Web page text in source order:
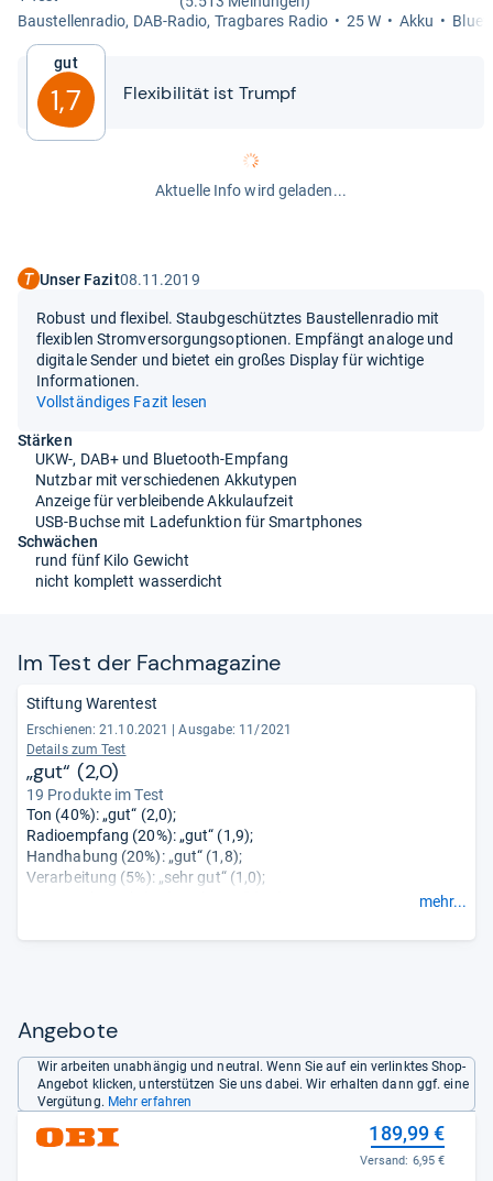
Bau­stel­len­ra­dio, DAB-​Radio, Trag­ba­res Radio
25 W Akku
Gut
1,7 Fle­xi­bi­li­tät ist Trumpf
Aktuelle Info wird geladen...
Unser Fazit08.11.2019
Robust und flexibel. Staubgeschütztes Baustellenradio mit
flexiblen Stromversorgungsoptionen. Empfängt analoge und
digitale Sender und bietet ein großes Display für wichtige
Informationen.
Vollständiges Fazit lesen
Stärken
UKW-, DAB+ und Bluetooth-Empfang
Nutzbar mit verschiedenen Akkutypen
Anzeige für verbleibende Akkulaufzeit
USB-Buchse mit Ladefunktion für Smartphones
Schwächen
rund fünf Kilo Gewicht
nicht komplett wasserdicht
Im Test der Fach­ma­ga­zine
Stiftung Warentest
Erschienen: 21.10.2021 | Ausgabe: 11/2021
Details zum Test
„gut“ (2,0)
19 Produkte im Test
Ton (40%): „gut“ (2,0);
Radioempfang (20%): „gut“ (1,9);
Handhabung (20%): „gut“ (1,8);
Verarbeitung (5%): „sehr gut“ (1,0);
mehr...
Angebote
Wir arbeiten unabhängig und neutral. Wenn Sie auf ein verlinktes Shop-
Angebot klicken, unterstützen Sie uns dabei. Wir erhalten dann ggf. eine
Vergütung. Mehr erfahren
189,99 €
Versand: 6,95 €